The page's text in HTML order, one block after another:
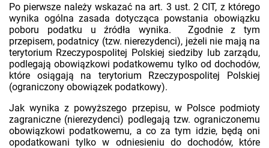
Po pierwsze należy wskazać na art. 3 ust. 2 CIT, z którego
wynika ogólna zasada dotycząca powstania obowiązku
poboru podatku u źródła wynika. Zgodnie z tym
przepisem, podatnicy (tzw. nierezydenci), jeżeli nie mają na
terytorium Rzeczypospolitej Polskiej siedziby lub zarządu,
podlegają obowiązkowi podatkowemu tylko od dochodów,
które osiągają na terytorium Rzeczypospolitej Polskiej
(ograniczony obowiązek podatkowy).
Jak wynika z powyższego przepisu, w Polsce podmioty
zagraniczne (nierezydenci) podlegają tzw. ograniczonemu
obowiązkowi podatkowemu, a co za tym idzie, będą oni
opodatkowani tylko w odniesieniu do dochodów, które